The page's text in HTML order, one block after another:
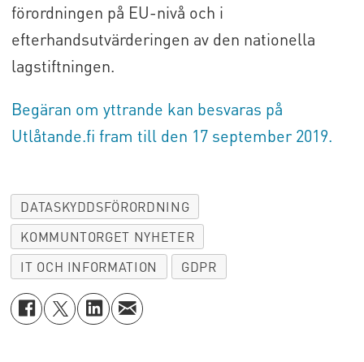
förordningen på EU-nivå och i
efterhandsutvärderingen av den nationella
lagstiftningen.
Begäran om yttrande kan besvaras på
Utlåtande.fi fram till den 17 september 2019.
DATASKYDDSFÖRORDNING
KOMMUNTORGET NYHETER
IT OCH INFORMATION
GDPR